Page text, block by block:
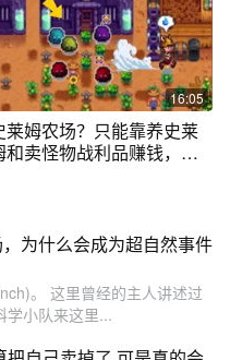
16:05
莱姆农场？只能靠养史莱
和卖怪物战利品赚钱，挑
为什么会成为超自然事件
。 这里曾经的主人讲述过
学小队来这里...